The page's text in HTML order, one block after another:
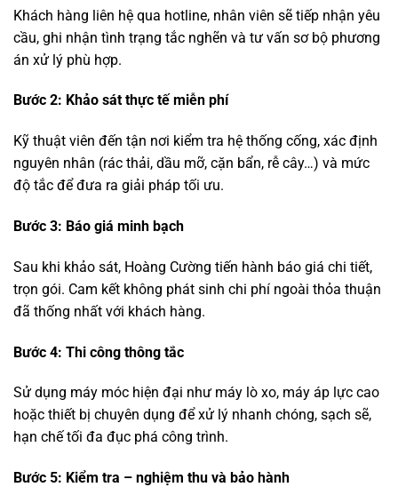
Khách hàng liên hệ qua hotline, nhân viên sẽ tiếp nhận yêu
cầu, ghi nhận tình trạng tắc nghẽn và tư vấn sơ bộ phương
án xử lý phù hợp.
Bước 2: Khảo sát thực tế miễn phí
Kỹ thuật viên đến tận nơi kiểm tra hệ thống cống, xác định
nguyên nhân (rác thải, dầu mỡ, cặn bẩn, rễ cây…) và mức
độ tắc để đưa ra giải pháp tối ưu.
Bước 3: Báo giá minh bạch
Sau khi khảo sát, Hoàng Cường tiến hành báo giá chi tiết,
trọn gói. Cam kết không phát sinh chi phí ngoài thỏa thuận
đã thống nhất với khách hàng.
Bước 4: Thi công thông tắc
Sử dụng máy móc hiện đại như máy lò xo, máy áp lực cao
hoặc thiết bị chuyên dụng để xử lý nhanh chóng, sạch sẽ,
hạn chế tối đa đục phá công trình.
Bước 5: Kiểm tra – nghiệm thu và bảo hành